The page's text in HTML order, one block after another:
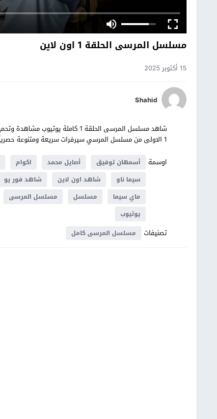
مسلسل المرسى الحلقة 1 اون لاين
15 أكتوبر 2025
Shahid
1 الاولى من مسلسل المرسي سيرفرات سريعة ومتنوعة حصرياً على موقع شوف تايم.
اوسمة
أسمهان توفيق أصايل محمد اكوام
سيما ناو
شاهد اون لاين شاهد فور يو
ماي سيما
مسلسل مسلسل المرسى
يوتيوب
تصنيفات مسلسل المرسى كامل